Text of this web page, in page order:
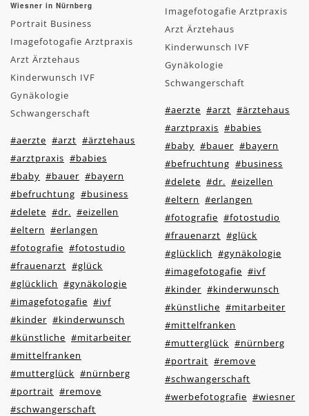
Wiesner in Nürnberg
Portrait Business
Imagefotogafie Arztpraxis
Arzt Ärztehaus
Kinderwunsch IVF
Gynäkologie
Schwangerschaft
#aerzte #arzt #ärztehaus
#arztpraxis #babies
#baby #bauer #bayern
#befruchtung #business
#delete #dr. #eizellen
#eltern #erlangen
#fotografie #fotostudio
#frauenarzt #glück
#glücklich #gynäkologie
#imagefotogafie #ivf
#kinder #kinderwunsch
#künstliche #mitarbeiter
#mittelfranken
#mutterglück #nürnberg
#portrait #remove
#schwangerschaft
Imagefotogafie Arztpraxis
Arzt Ärztehaus
Kinderwunsch IVF
Gynäkologie
Schwangerschaft
#aerzte #arzt #ärztehaus
#arztpraxis #babies
#baby #bauer #bayern
#befruchtung #business
#delete #dr. #eizellen
#eltern #erlangen
#fotografie #fotostudio
#frauenarzt #glück
#glücklich #gynäkologie
#imagefotogafie #ivf
#kinder #kinderwunsch
#künstliche #mitarbeiter
#mittelfranken
#mutterglück #nürnberg
#portrait #remove
#schwangerschaft
#werbefotografie #wiesner